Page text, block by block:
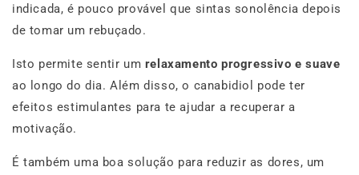
indicada, é pouco provável que sintas sonolência depois
de tomar um rebuçado.
Isto permite sentir um relaxamento progressivo e suave
ao longo do dia. Além disso, o canabidiol pode ter
efeitos estimulantes para te ajudar a recuperar a
motivação.
É também uma boa solução para reduzir as dores, um